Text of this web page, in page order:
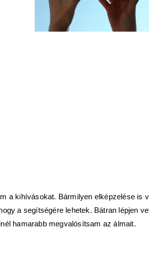
a kihívásokat. Bármilyen elképzelése is
a segítségére lehetek. Bátran lépjen
hamarabb megvalósítsam az álmait.